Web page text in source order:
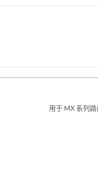
用于 MX 系列